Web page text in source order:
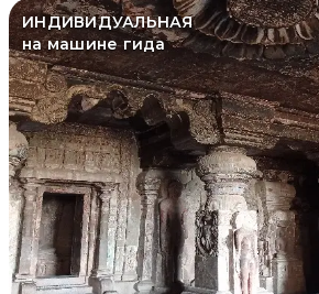
ИНДИВИДУАЛЬНАЯ
на машине гида